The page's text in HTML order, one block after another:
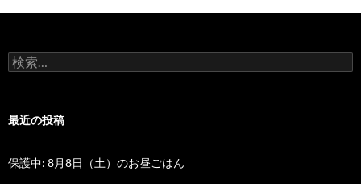
ゲ
シ
ン
検
索
最近の投稿
保護中: 8月8日（土）のお昼ごはん